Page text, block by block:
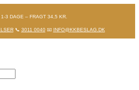
3 DAGE – FRAGT 34,5 KR.
📞 3011 0040📧 INFO@KKBESLAG.DK